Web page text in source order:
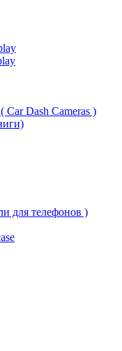
Car Dash Cameras )
для телефонов )